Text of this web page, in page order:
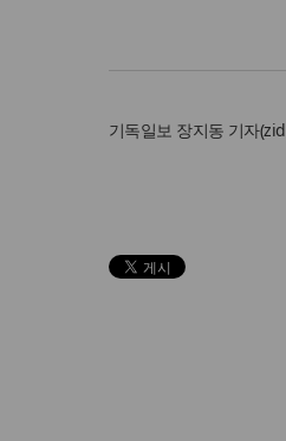
기독일보 장지동 기자(